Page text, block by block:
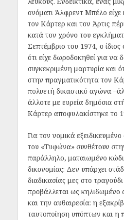
ονόματι Άλφρεντ Μπέλο είχε
τον Κάρτερ και τον Άρτις
κατά τον χρόνο του
Σεπτέμβριο του 1974, ο
ότι είχε δωροδοκηθεί για να
συγκεκριμένη μαρτυρία και
στην πραγματικότητα τον
πολυετή δικαστικό αγώνα
άλλοτε με ευρεία δημόσια
Κάρτερ αποφυλακίστηκε το
Για τον νομικά
του «Τυφώνα» συνθέτουν
παράλληλο, ματαιωμένο
δικονομίας: Δεν υπάρχει
διαδικασίας μες στο
προβάλλεται ως κηλιδωμένο
και την αυθαιρεσία: η
ταυτοποίηση υπόπτων και η